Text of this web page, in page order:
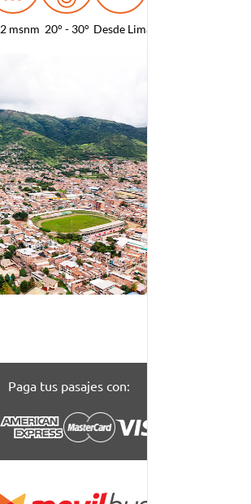
msnm 20° - 30° Desde Lima
Paga tus pasajes con: